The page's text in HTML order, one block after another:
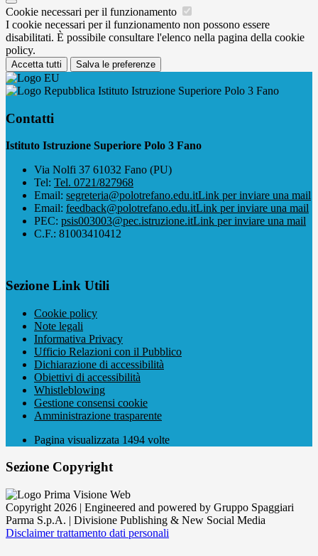
Cookie necessari per il funzionamento
I cookie necessari per il funzionamento non possono essere
disabilitati. È possibile consultare l'elenco nella pagina della cookie
policy.
Accetta tutti Salva le preferenze
Istituto Istruzione Superiore Polo 3 Fano
Contatti
Istituto Istruzione Superiore Polo 3 Fano
Via Nolfi 37 61032 Fano (PU)
Tel: Tel. 0721/827968
Email: segreteria@polotrefano.e​du.itLink per inviare una mail
Email: feedback@polotrefano.edu.itLink per inviare una mail
PEC: psis003003@pec.istruzione.itLink per inviare una mail
C.F.: 81003410412
Sezione Link Utili
Cookie policy
Note legali
Informativa Privacy
Ufficio Relazioni con il Pubblico
Dichiarazione di accessibilità
Obiettivi di accessibilità
Whistleblowing
Gestione consensi cookie
Amministrazione trasparente
Pagina visualizzata 1494 volte
Sezione Copyright
Copyright 2026 | Engineered and powered by Gruppo Spaggiari
Parma S.p.A. | Divisione Publishing & New Social Media
Disclaimer trattamento dati personali